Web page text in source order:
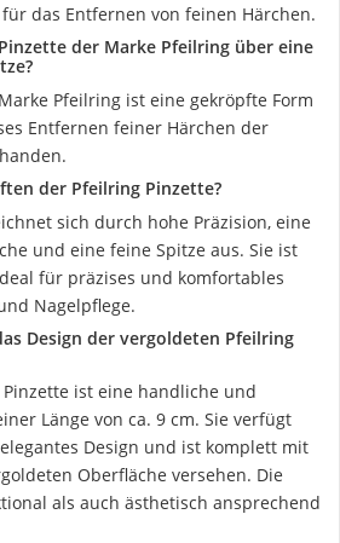
das Entfernen von feinen Härchen.
der Marke Pfeilring über eine
Pfeilring ist eine gekröpfte Form
Entfernen feiner Härchen der
der Pfeilring Pinzette?
sich durch hohe Präzision, eine
und eine feine Spitze aus. Sie ist
für präzises und komfortables
Nagelpflege.
Design der vergoldeten Pfeilring
ist eine handliche und
Länge von ca. 9 cm. Sie verfügt
Design und ist komplett mit
Oberfläche versehen. Die
als auch ästhetisch ansprechend